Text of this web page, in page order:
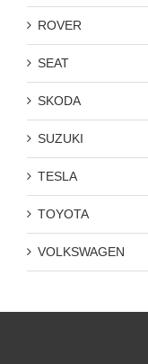
ROVER
SEAT
SKODA
SUZUKI
TESLA
TOYOTA
VOLKSWAGEN